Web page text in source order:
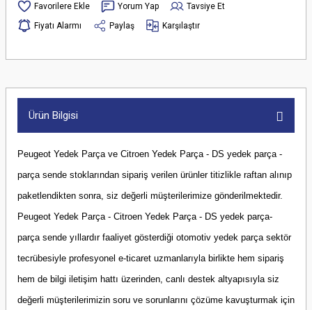
Yorum Yap
Tavsiye Et
Fiyatı Alarmı
Paylaş Karşılaştır
Ürün Bilgisi
Peugeot Yedek Parça ve Citroen Yedek Parça - DS yedek parça -
parça sende stoklarından sipariş verilen ürünler titizlikle raftan alınıp
paketlendikten sonra, siz değerli müşterilerimize gönderilmektedir.
Peugeot Yedek Parça - Citroen Yedek Parça - DS yedek parça-
parça sende yıllardır faaliyet gösterdiği otomotiv yedek parça sektör
tecrübesiyle profesyonel e-ticaret uzmanlarıyla birlikte hem sipariş
hem de bilgi iletişim hattı üzerinden, canlı destek altyapısıyla siz
değerli müşterilerimizin soru ve sorunlarını çözüme kavuşturmak için